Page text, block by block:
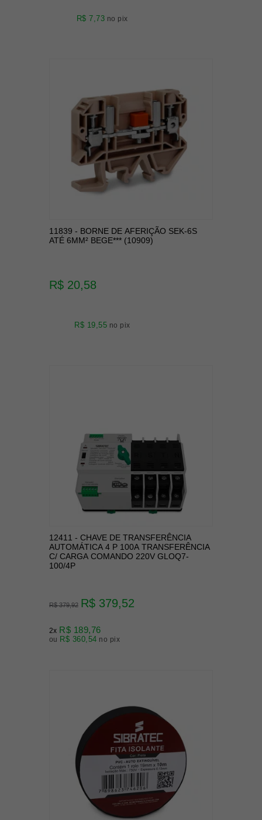
R$ 7,73 no pix
11839 - BORNE DE AFERIÇÃO SEK-6S
ATÉ 6MM² BEGE*** (10909)
R$ 20,58
R$ 19,55 no pix
12411 - CHAVE DE TRANSFERÊNCIA
AUTOMÁTICA 4 P 100A TRANSFERÊNCIA
C/ CARGA COMANDO 220V GLOQ7-
100/4P
R$ 379,92 R$ 379,52
2x R$ 189,76
ou R$ 360,54 no pix